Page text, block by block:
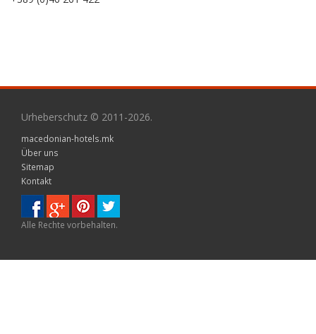
Urheberschutz © 2011-2026.
macedonian-hotels.mk
Über uns
Sitemap
Kontakt
Alle Rechte vorbehalten.